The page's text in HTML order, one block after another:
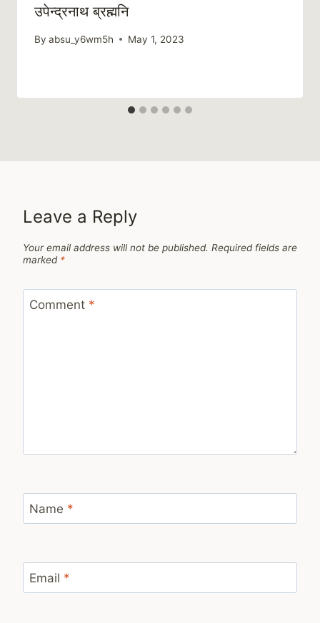
उपेन्द्रनाथ ब्रह्मनि
By absu_y6wm5h May 1, 2023
Leave a Reply
Your email address will not be published. Required fields are
marked *
Comment *
Name *
Email *